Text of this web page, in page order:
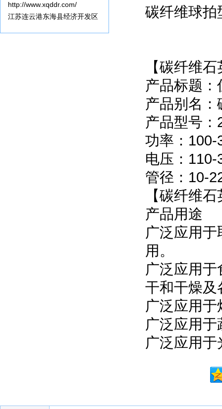
http://www.xqddr.com/
江苏连云港东海县经济开发区
碳纤维球拍
【碳纤维
产品标题
产品别名：
产品型号：
功率：100-
电压：
管径：10-
【碳纤维
产品用途
广泛应用
用。
广泛应用
干和干燥及
广泛应用
广泛应用
广泛应用